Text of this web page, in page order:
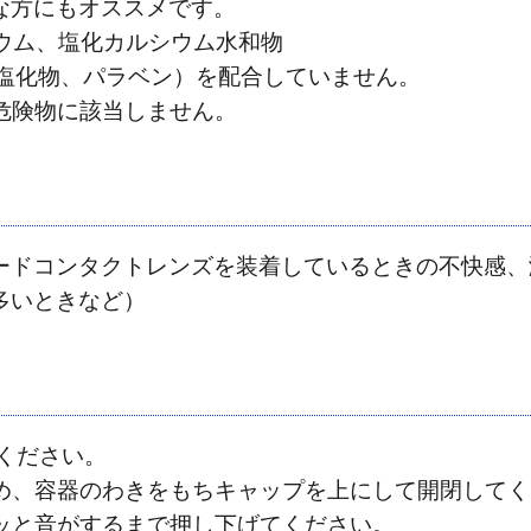
当製品は使用上の注意をよく読んでお使いください。
にもオススメです。
ム、塩化カルシウム水和物
物、パラベン）を配合していません。
物に該当しません。
コンタクトレンズを装着しているときの不快感
ときなど）
ださい。
容器のわきをもちキャップを上にして開閉して
音がするまで押し下げてください。